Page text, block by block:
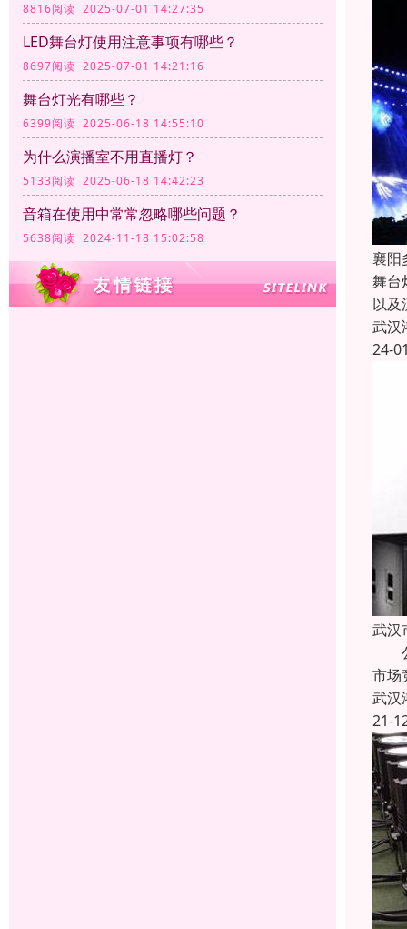
8816阅读 2025-07-01 14:27:35
LED舞台灯使用注意事项有哪些？
8697阅读 2025-07-01 14:21:16
舞台灯光有哪些？
6399阅读 2025-06-18 14:55:10
为什么演播室不用直播灯？
5133阅读 2025-06-18 14:42:23
音箱在使用中常常忽略哪些问题？
5638阅读 2024-11-18 15:02:58
襄阳
舞台
以及
武汉
24-
武汉
公
市场
武汉
21-